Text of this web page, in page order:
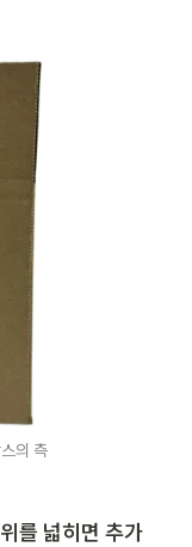
의 측
를 넓히면 추가